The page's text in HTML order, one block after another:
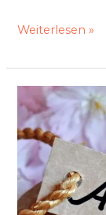
Weiterlesen »
Auszeit
mit
Wirkung:
Warum
Erholung
Dein